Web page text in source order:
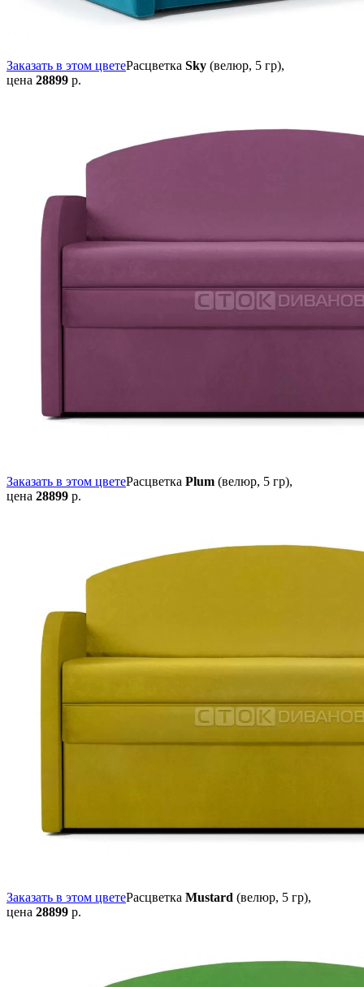
Заказать в этом цветеРасцветка Sky (велюр, 5 гр),
цена 28899 р.
Заказать в этом цветеРасцветка Plum (велюр, 5 гр),
цена 28899 р.
Заказать в этом цветеРасцветка Mustard (велюр, 5 гр),
цена 28899 р.